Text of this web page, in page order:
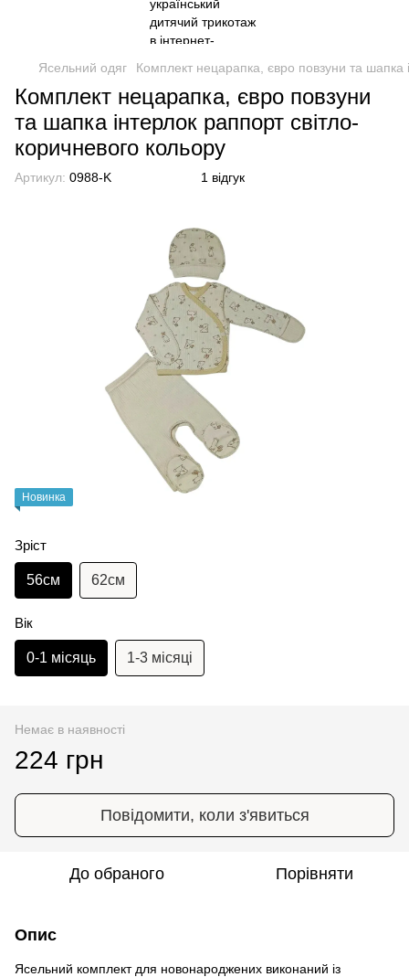
Ясельний одяг Комплект нецарапка, євро повзуни та шапка
Комплект нецарапка, євро повзуни
та шапка інтерлок раппорт світло-
коричневого кольору
Артикул: 0988-K 1 відгук
Новинка
Зріст
56см 62см
Вік
0-1 місяць 1-3 місяці
Немає в наявності
224 грн
Повідомити, коли з'явиться
До обраного Порівняти
Опис
Ясельний комплект для новонароджених виконаний із